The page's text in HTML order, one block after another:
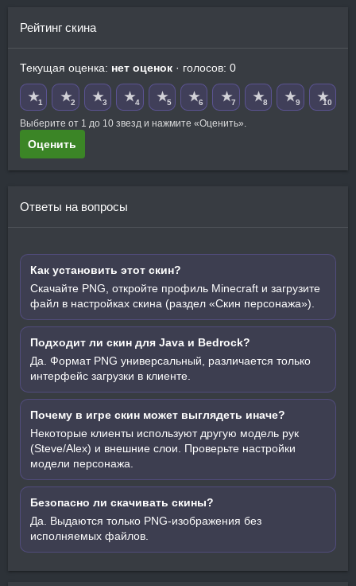
Рейтинг скина
Текущая оценка: нет оценок · голосов: 0
★1 ★2 ★3 ★4 ★5 ★6 ★7 ★8 ★9 ★10
Выберите от 1 до 10 звезд и нажмите «Оценить».
Оценить
Ответы на вопросы
Как установить этот скин?
Скачайте PNG, откройте профиль Minecraft и загрузите
файл в настройках скина (раздел «Скин персонажа»).
Подходит ли скин для Java и Bedrock?
Да. Формат PNG универсальный, различается только
интерфейс загрузки в клиенте.
Почему в игре скин может выглядеть иначе?
Некоторые клиенты используют другую модель рук
(Steve/Alex) и внешние слои. Проверьте настройки
модели персонажа.
Безопасно ли скачивать скины?
Да. Выдаются только PNG-изображения без
исполняемых файлов.